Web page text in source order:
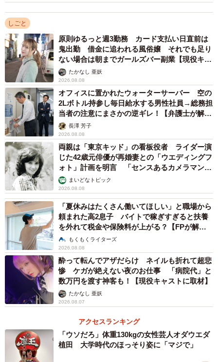
され、一人ひとり社長から怒鳴りつけられました。大人し
い息子に当たり散らすこともありました。
また、社長は激昂してガラスの置き物を床に叩きつけるこ
ともあり、私はあまりにも怖くて頭が真っ白になってしま
い、辞めるまでの期間は数日でしたが、生きた心地がしま
せんでした。入社した方がすぐに辞めていく理由がわかり
ました。
――ストレスによる体調不良はありましたか？
社内では毎日怒声が飛び交い、電話越しの相手に対しても
怒鳴っていました。いつ自分が怒鳴りつけられるかわから
ない。私は社長のすぐそばの席でしたので、怖くて字を書
く手も、パソコンのキーボードを打つ手も震えていまし
た。勤務中は常に恐怖と隣り合わせ。ストレスにより、今
まで出たこともないじんましんが出たり、朝になるとお腹
が痛くなったり、体にも影響がではじめました。
――どのように退職しましたか？
精神的にも限界がきていた頃、会社に行くことが怖くて、
出社途中の駅でベンチに座りこんでしまいました。座った
途端に涙が溢れ、止まらなくなり、会社に行かなければい
けないと頭ではわかっていても、体が動かないのです。行
かないと怒鳴られる、逃げたい、このまま消えてしまいた
い、いろんな思いが交差しました。朝から晩まで社長に怒
しごと
原則ゆるっと週3勤務 カード支払い日直前は
鬼出勤 借金に追われる風俗嬢 それでも足り
ない場合は朝までガールズバー副業【現役キャ
ストに取材】
たかなし 亜妖
2026.08.08
オフィスに置かれたウォーターサーバー 空の
2Lボトル持参し毎日給水する男性社員→総務担
当者の注意にまさかの逆ギレ！【弁護士が解
説】長澤 芳子
2026.08.08
両親は「東京キッド」の看板役者 ライダー演
じた42歳元俳優が再婚妻との「ウエディングフ
ォト」計画を明言 「センスあるカメラマン求
む」まいどなトピック
2026.08.08
「夏休みはたくさん働いてほしい」と職場から
頼まれた高2息子 バイトで稼ぎすぎると扶養
を外れて税金や保険料が上がる？【FPが解
説】もくもくライターズ
2026.08.08
酔って転んでアザだらけ ネイルも折れて超悲
惨 ケガが絶えない夜のお仕事 「病院代」と
数万円を渡す神客も！【現役キャストに取材】
たかなし 亜妖
2026.08.07
アクセスランキング
「ウソだろ」体重130kgの女性芸人オダウエダ
植田 大学時代のほっそり姿に「マジで」